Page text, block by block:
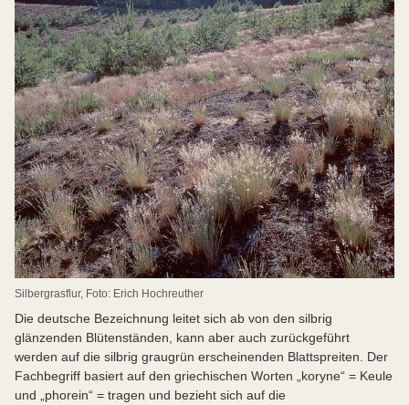
Silbergrasflur, Foto: Erich Hochreuther
Die deutsche Bezeichnung leitet sich ab von den silbrig
glänzenden Blütenständen, kann aber auch zurückgeführt
werden auf die silbrig graugrün erscheinenden Blattspreiten. Der
Fachbegriff basiert auf den griechischen Worten „koryne“ = Keule
und „phorein“ = tragen und bezieht sich auf die